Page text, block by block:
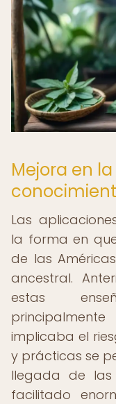
Mejora en
Las
la forma en
de las
ancestral.
estas
implicaba el
y prácticas se
llegada de las
facilitado